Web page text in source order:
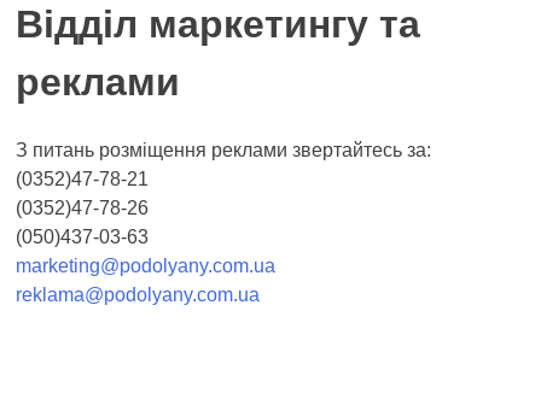
Відділ маркетингу та
реклами
З питань розміщення реклами звертайтесь за:
(0352)47-78-21
(0352)47-78-26
(050)437-03-63
marketing@podolyany.com.ua
reklama@podolyany.com.ua